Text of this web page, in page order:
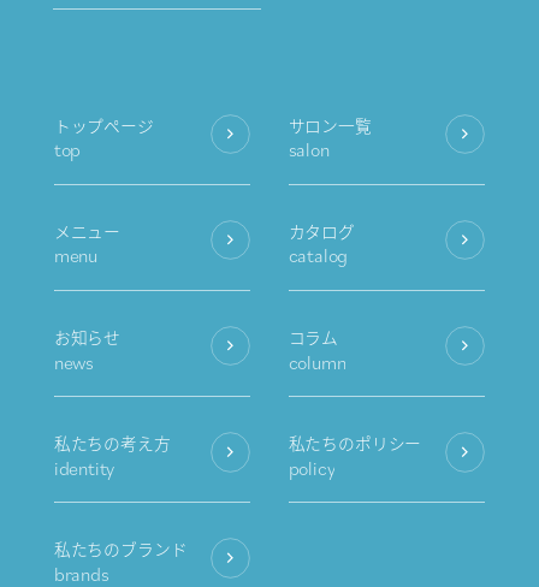
トップページ
top
サロン一覧
salon
メニュー
menu
カタログ
catalog
お知らせ
news
コラム
column
私たちの考え方
identity
私たちのポリシー
policy
私たちのブランド
brands